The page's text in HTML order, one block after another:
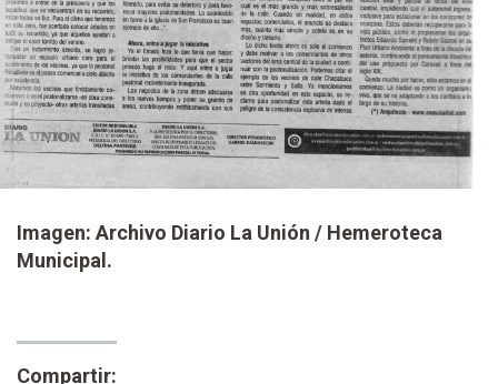
Imagen: Archivo Diario La Unión / Hemeroteca
Municipal.
Compartir: